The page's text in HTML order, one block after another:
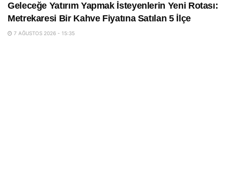
Geleceğe Yatırım Yapmak İsteyenlerin Yeni Rotası:
Metrekaresi Bir Kahve Fiyatına Satılan 5 İlçe
7 AĞUSTOS 2026 - 15:35